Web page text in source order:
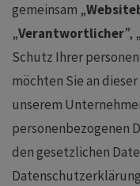
gemeinsam „
„Verantwortlicher”, „
Schutz Ihrer
möchten Sie an
unserem
personenbezogenen
den gesetzlichen